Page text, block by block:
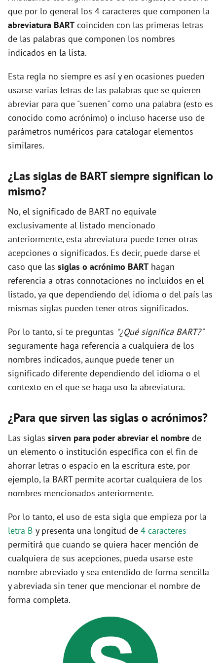
d
o
que por lo general los 4 caracteres que componen la
abreviatura BART coinciden con las primeras letras
de las palabras que componen los nombres
indicados en la lista.
Esta regla no siempre es así y en ocasiones pueden
usarse varias letras de las palabras que se quieren
abreviar para que "suenen" como una palabra (esto es
conocido como acrónimo) o incluso hacerse uso de
parámetros numéricos para catalogar elementos
similares.
¿Las siglas de BART siempre significan lo
mismo?
No, el significado de BART no equivale
exclusivamente al listado mencionado
anteriormente, esta abreviatura puede tener otras
acepciones o significados. Es decir, puede darse el
caso que las siglas o acrónimo BART hagan
referencia a otras connotaciones no incluidos en el
listado, ya que dependiendo del idioma o del país las
mismas siglas pueden tener otros significados.
Por lo tanto, si te preguntas "¿Qué significa BART?"
seguramente haga referencia a cualquiera de los
nombres indicados, aunque puede tener un
significado diferente dependiendo del idioma o el
contexto en el que se haga uso la abreviatura.
¿Para que sirven las siglas o acrónimos?
Las siglas sirven para poder abreviar el nombre de
un elemento o institución específica con el fin de
ahorrar letras o espacio en la escritura este, por
ejemplo, la BART permite acortar cualquiera de los
nombres mencionados anteriormente.
Por lo tanto, el uso de esta sigla que empieza por la
letra B y presenta una longitud de 4 caracteres
permitirá que cuando se quiera hacer mención de
cualquiera de sus acepciones, pueda usarse este
nombre abreviado y sea entendido de forma sencilla
y abreviada sin tener que mencionar el nombre de
forma completa.